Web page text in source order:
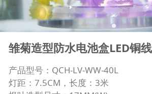
雏菊造型防水电池盒LED铜
产品型号：QCH-LV-WW-40L
灯距：7.5CM，长度：3米